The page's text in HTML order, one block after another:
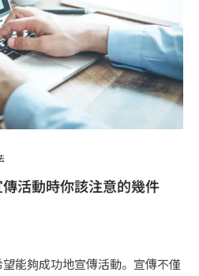
活動時你該注意的幾件
能夠成功地宣傳活動。宣傳不僅